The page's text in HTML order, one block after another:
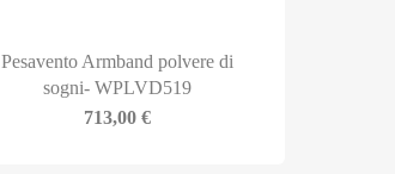
Pesavento Armband polvere di
sogni- WPLVD519
713,00 €